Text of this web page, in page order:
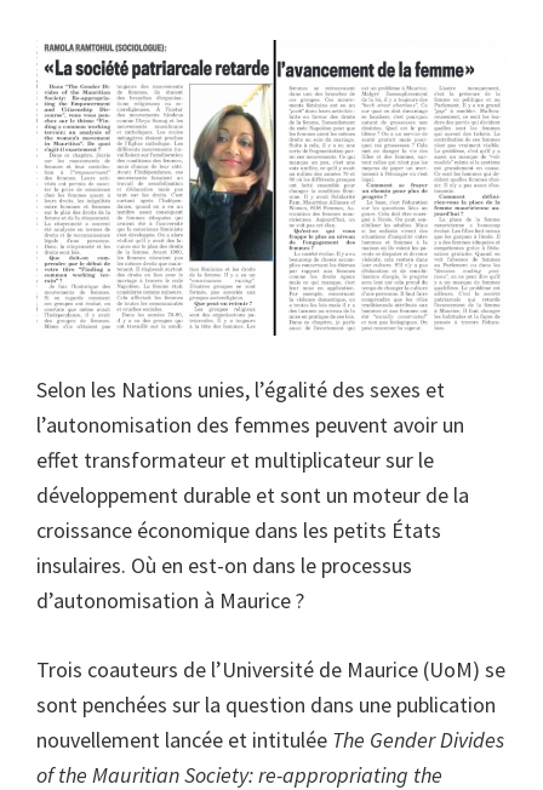
Selon les Nations unies, l’égalité des sexes et
l’autonomisation des femmes peuvent avoir un
effet transformateur et multiplicateur sur le
développement durable et sont un moteur de la
croissance économique dans les petits États
insulaires. Où en est-on dans le processus
d’autonomisation à Maurice ?
Trois coauteurs de l’Université de Maurice (UoM) se
sont penchées sur la question dans une publication
nouvellement lancée et intitulée The Gender Divides
of the Mauritian Society: re-appropriating the